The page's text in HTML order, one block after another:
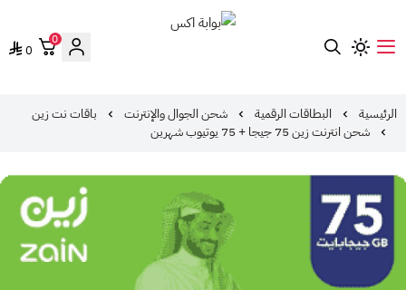
0
0
الرئيسية البطاقات الرقمية شحن الجوال والإنترنت
باقات نت زين
شحن انترنت زين 75 جيجا + 75 يوتيوب شهرين